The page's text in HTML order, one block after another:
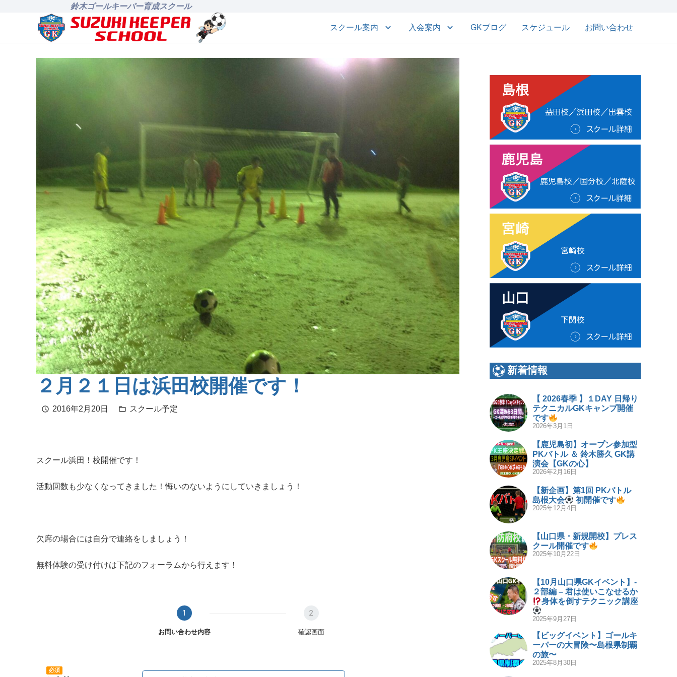
鈴木ゴールキーパー育成スクール
スクール案内 入会案内 GKブログ スケジュール お問い合わせ
２月２１日は浜田校開催です！
schedule 2016年2月20日 folder_open スクール予定
スクール浜田！校開催です！
活動回数も少なくなってきました！悔いのないようにしていきましょう！
欠席の場合には自分で連絡をしましょう！
無料体験の受け付けは下記のフォーラムから行えます！
1
お問い合わせ内容
2
確認画面
新着情報
【 2026春季 】１DAY 日帰り
テクニカルGKキャンプ開催
です
2026年3月1日
【鹿児島初】オープン参加型
PKバトル ＆ 鈴木勝久 GK講
演会【GKの心】
2026年2月16日
【新企画】第1回 PKバトル
島根大会
初開催です
2025年12月4日
【山口県・新規開校】プレス
クール開催です
2025年10月22日
【10月山口県GKイベント】-
２部編 – 君は使いこなせるか
身体を倒すテクニック講座
2025年9月27日
【ビッグイベント】ゴールキ
ーパーの大冒険〜島根県制覇
の旅〜
2025年8月30日